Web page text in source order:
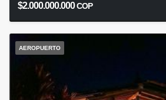
$2.000.000.000COP
AEROPUERTO